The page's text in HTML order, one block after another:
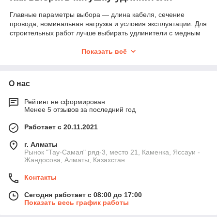
Главные параметры выбора — длина кабеля, сечение
провода, номинальная нагрузка и условия эксплуатации. Для
строительных работ лучше выбирать удлинители с медным
Материал кабеля— медь или омеднёнка (медь
лучше).
Количество розеток— от 1 до 4 с заземлением.
Защита
(IP44).
Номинальная нагрузка— 2–5 кВт в зависимости от
Типичные ошибки при использовании
катушек удлинителей
Показать всё
О нас
Рейтинг не сформирован
Менее 5 отзывов за последний год
Работает с 20.11.2021
г. Алматы
Рынок "Тау-Самал" ряд-3, место 21, Каменка, Яссауи -
Жандосова, Алматы, Казахстан
Контакты
Сегодня работает с 08:00 до 17:00
Показать весь график работы